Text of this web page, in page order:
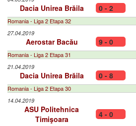
Dacia Unirea Brăila 0 - 2
Romania - Liga 2 Etapa 32
27.04.2019
Aerostar Bacău 9 - 0
Romania - Liga 2 Etapa 31
21.04.2019
Dacia Unirea Brăila 0 - 8
Romania - Liga 2 Etapa 30
14.04.2019
ASU Politehnica
Timişoara
4 - 0